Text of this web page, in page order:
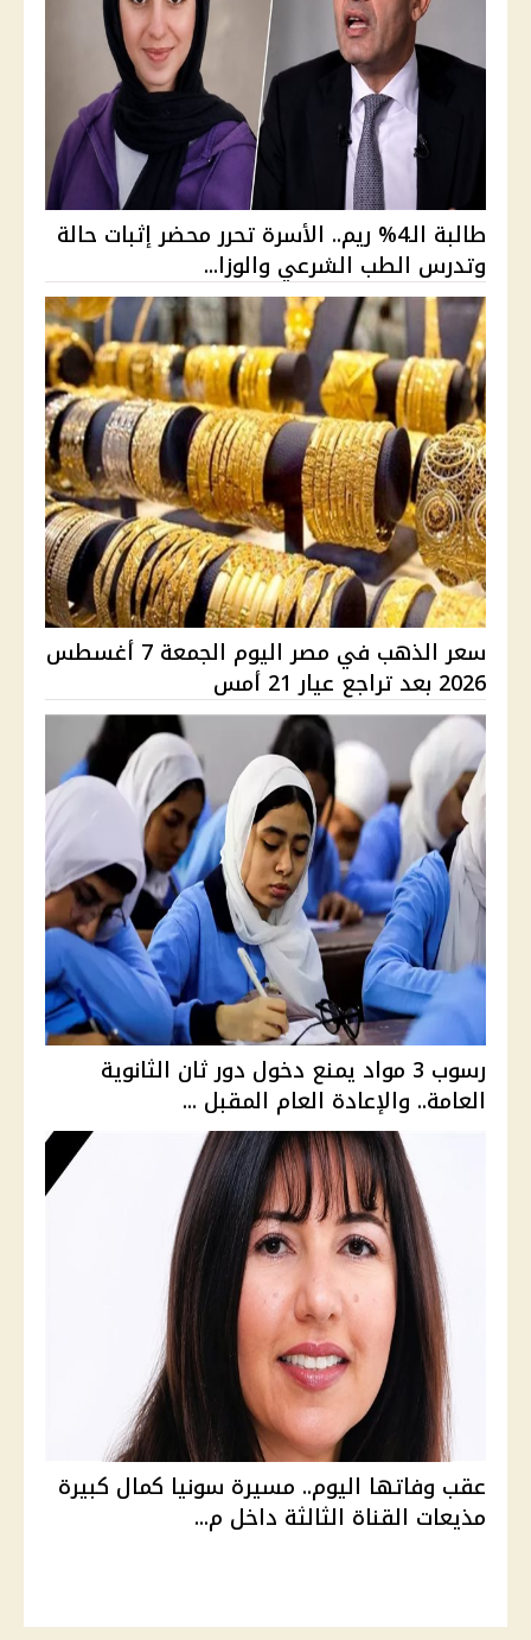
طالبة الـ4% ريم.. الأسرة تحرر محضر إثبات حالة
وتدرس الطب الشرعي والوزا...
سعر الذهب في مصر اليوم الجمعة 7 أغسطس
2026 بعد تراجع عيار 21 أمس
رسوب 3 مواد يمنع دخول دور ثان الثانوية
العامة.. والإعادة العام المقبل ...
عقب وفاتها اليوم.. مسيرة سونيا كمال كبيرة
مذيعات القناة الثالثة داخل م...